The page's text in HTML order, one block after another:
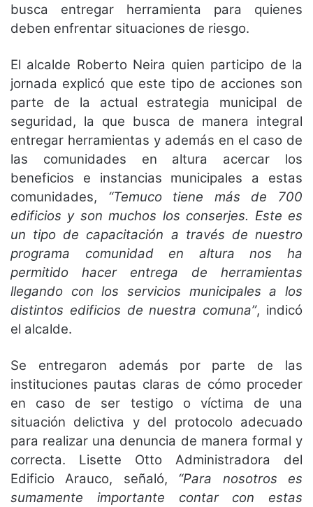
busca entregar herramienta para quienes
deben enfrentar situaciones de riesgo.
El alcalde Roberto Neira quien participo de la
jornada explicó que este tipo de acciones son
parte de la actual estrategia municipal de
seguridad, la que busca de manera integral
entregar herramientas y además en el caso de
las comunidades en altura acercar los
beneficios e instancias municipales a estas
comunidades, “Temuco tiene más de 700
edificios y son muchos los conserjes. Este es
un tipo de capacitación a través de nuestro
programa comunidad en altura nos ha
permitido hacer entrega de herramientas
llegando con los servicios municipales a los
distintos edificios de nuestra comuna”, indicó
el alcalde.
Se entregaron además por parte de las
instituciones pautas claras de cómo proceder
en caso de ser testigo o víctima de una
situación delictiva y del protocolo adecuado
para realizar una denuncia de manera formal y
correcta. Lisette Otto Administradora del
Edificio Arauco, señaló, “Para nosotros es
sumamente importante contar con estas